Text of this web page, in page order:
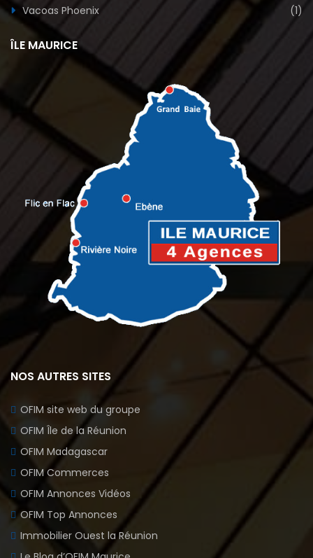
Vacoas Phoenix
(1)
ÎLE MAURICE
NOS AUTRES SITES
OFIM site web du groupe
OFIM Île de la Réunion
OFIM Madagascar
OFIM Commerces
OFIM Annonces Vidéos
OFIM Top Annonces
Immobilier Ouest la Réunion